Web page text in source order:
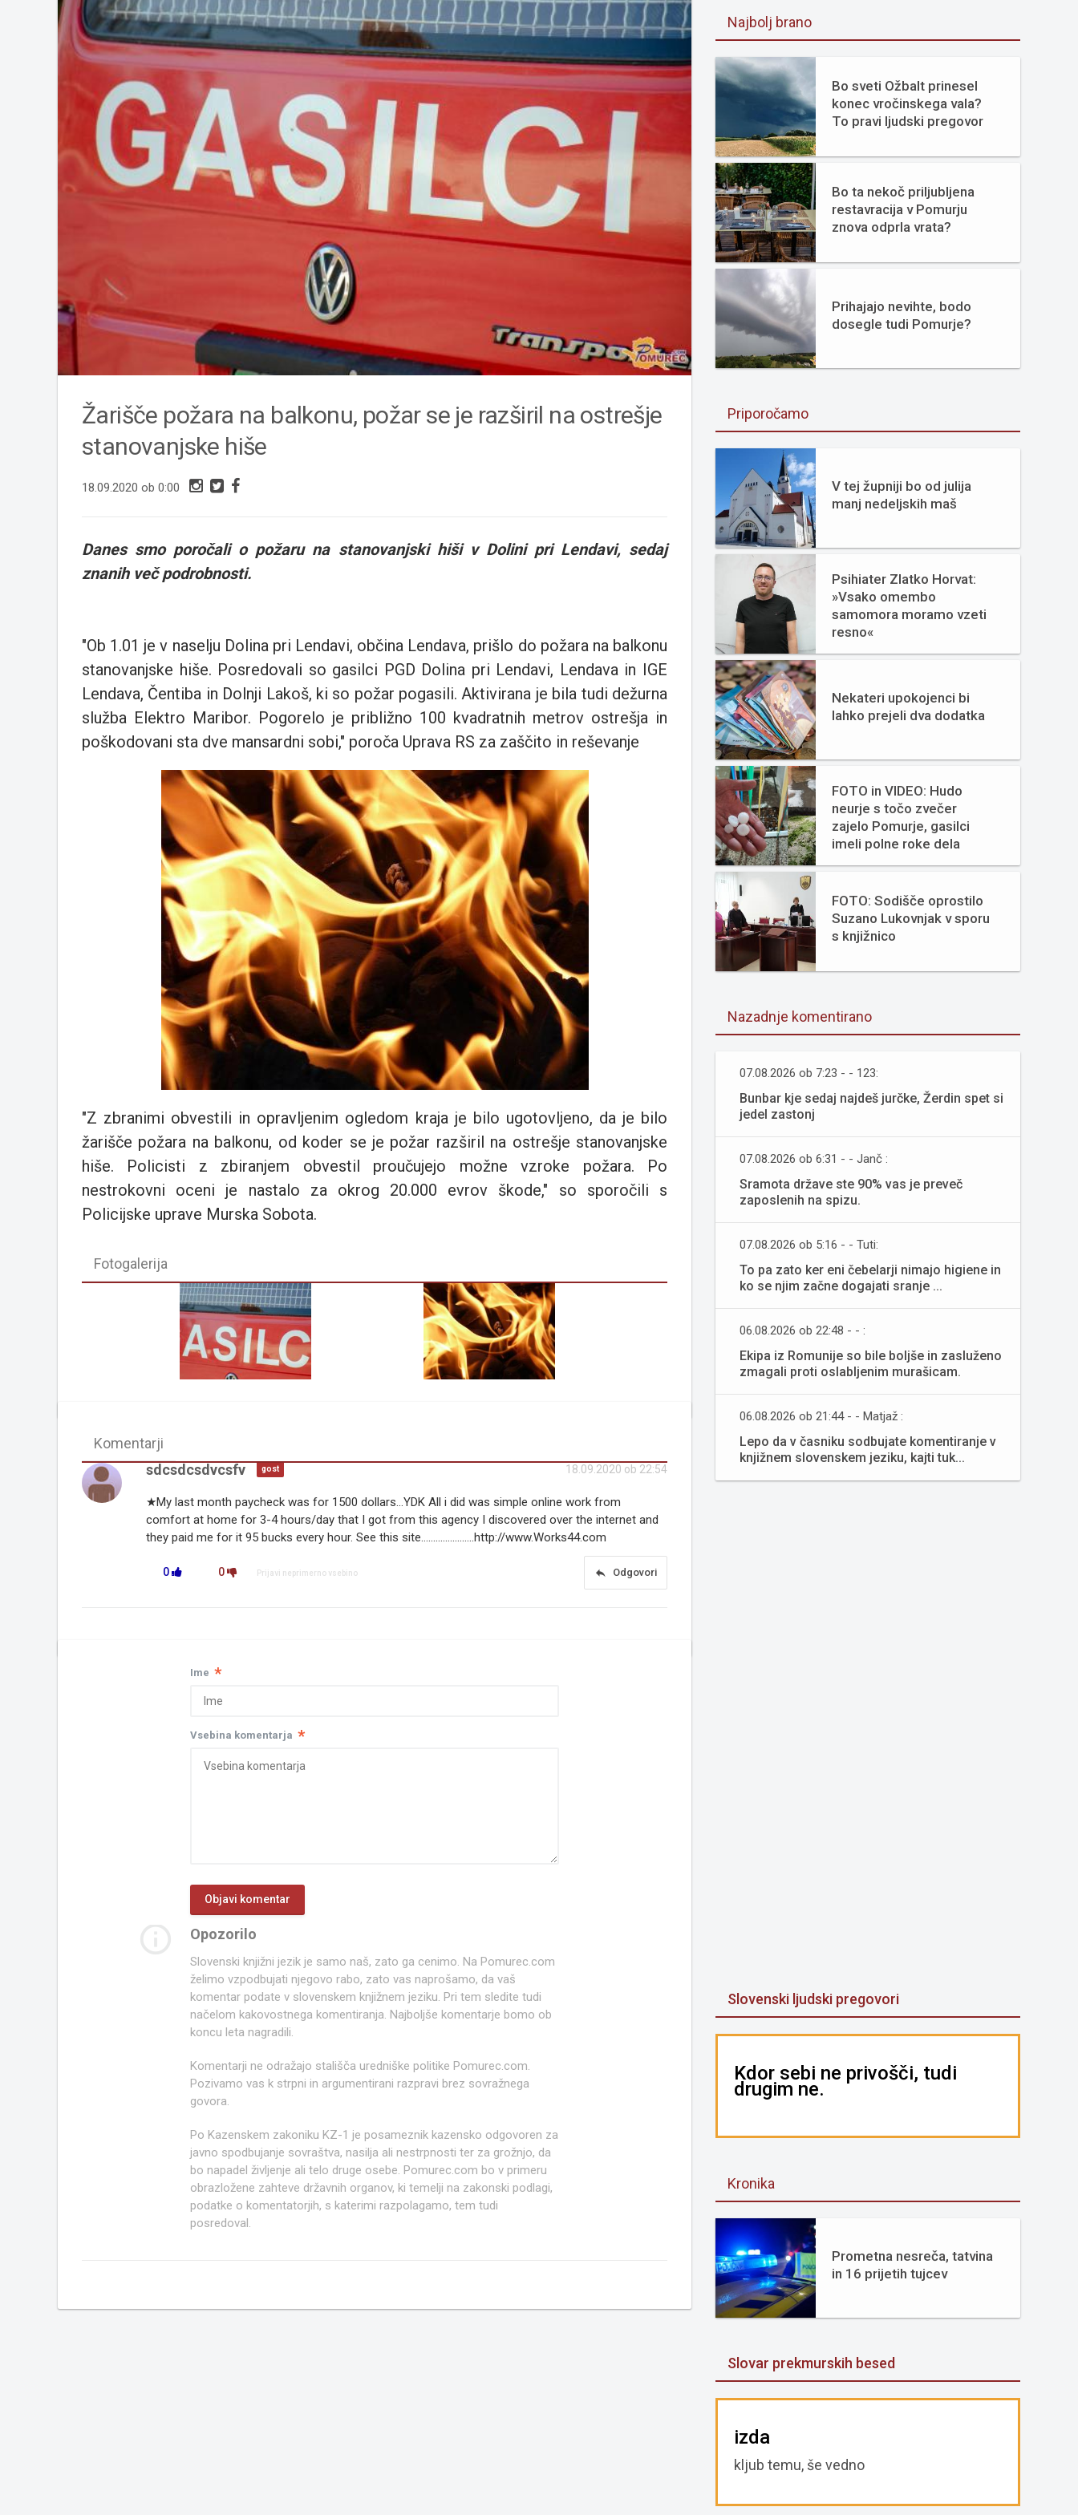
Žarišče požara na balkonu, požar se je razširil na ostrešje
stanovanjske hiše
18.09.2020 ob 0:00
Danes smo poročali o požaru na stanovanjski hiši v Dolini pri Lendavi, sedaj
znanih več podrobnosti.
"Ob 1.01 je v naselju Dolina pri Lendavi, občina Lendava, prišlo do požara na balkonu
stanovanjske hiše. Posredovali so gasilci PGD Dolina pri Lendavi, Lendava in IGE
Lendava, Čentiba in Dolnji Lakoš, ki so požar pogasili. Aktivirana je bila tudi dežurna
služba Elektro Maribor. Pogorelo je približno 100 kvadratnih metrov ostrešja in
poškodovani sta dve mansardni sobi," poroča Uprava RS za zaščito in reševanje
"Z zbranimi obvestili in opravljenim ogledom kraja je bilo ugotovljeno, da je bilo
žarišče požara na balkonu, od koder se je požar razširil na ostrešje stanovanjske
hiše. Policisti z zbiranjem obvestil proučujejo možne vzroke požara. Po
nestrokovni oceni je nastalo za okrog 20.000 evrov škode," so sporočili s
Policijske uprave Murska Sobota.
Fotogalerija
Komentarji
18.09.2020 ob 22:54
sdcsdcsdvcsfv gost
★My last month paycheck was for 1500 dollars…YDK All i did was simple online work from
comfort at home for 3-4 hours/day that I got from this agency I discovered over the internet and
they paid me for it 95 bucks every hour. See this site………………….http://www.Works44.com
0 0 reply Odgovori
Prijavi neprimerno vsebino
Ime *
Vsebina komentarja *
Opozorilo
Slovenski knjižni jezik je samo naš, zato ga cenimo. Na Pomurec.com
želimo vzpodbujati njegovo rabo, zato vas naprošamo, da vaš
komentar podate v slovenskem knjižnem jeziku. Pri tem sledite tudi
načelom kakovostnega komentiranja. Najboljše komentarje bomo ob
koncu leta nagradili.
Komentarji ne odražajo stališča uredniške politike Pomurec.com.
Pozivamo vas k strpni in argumentirani razpravi brez sovražnega
govora.
Po Kazenskem zakoniku KZ-1 je posameznik kazensko odgovoren za
javno spodbujanje sovraštva, nasilja ali nestrpnosti ter za grožnjo, da
bo napadel življenje ali telo druge osebe. Pomurec.com bo v primeru
obrazložene zahteve državnih organov, ki temelji na zakonski podlagi,
podatke o komentatorjih, s katerimi razpolagamo, tem tudi
posredoval.
Najbolj brano
Bo sveti Ožbalt prinesel
konec vročinskega vala?
To pravi ljudski pregovor
Bo ta nekoč priljubljena
restavracija v Pomurju
znova odprla vrata?
Prihajajo nevihte, bodo
dosegle tudi Pomurje?
Priporočamo
V tej župniji bo od julija
manj nedeljskih maš
Psihiater Zlatko Horvat:
»Vsako omembo
samomora moramo vzeti
resno«
Nekateri upokojenci bi
lahko prejeli dva dodatka
FOTO in VIDEO: Hudo
neurje s točo zvečer
zajelo Pomurje, gasilci
imeli polne roke dela
FOTO: Sodišče oprostilo
Suzano Lukovnjak v sporu
s knjižnico
Nazadnje komentirano
07.08.2026 ob 7:23 - - 123:
Bunbar kje sedaj najdeš jurčke, Žerdin spet si
jedel zastonj
07.08.2026 ob 6:31 - - Janč :
Sramota države ste 90% vas je preveč
zaposlenih na spizu.
07.08.2026 ob 5:16 - - Tuti:
To pa zato ker eni čebelarji nimajo higiene in
ko se njim začne dogajati sranje ...
06.08.2026 ob 22:48 - - :
Ekipa iz Romunije so bile boljše in zasluženo
zmagali proti oslabljenim murašicam.
06.08.2026 ob 21:44 - - Matjaž :
Lepo da v časniku sodbujate komentiranje v
knjižnem slovenskem jeziku, kajti tuk...
Slovenski ljudski pregovori
Kdor sebi ne privošči, tudi
drugim ne.
Kronika
Prometna nesreča, tatvina
in 16 prijetih tujcev
Slovar prekmurskih besed
izda
kljub temu, še vedno